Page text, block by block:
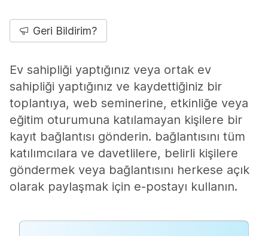
Geri Bildirim?
Ev sahipliği yaptığınız veya ortak ev
sahipliği yaptığınız ve kaydettiğiniz bir
toplantıya, web seminerine, etkinliğe veya
eğitim oturumuna katılamayan kişilere bir
kayıt bağlantısı gönderin. bağlantısını tüm
katılımcılara ve davetlilere, belirli kişilere
göndermek veya bağlantısını herkese açık
olarak paylaşmak için e-postayı kullanın.